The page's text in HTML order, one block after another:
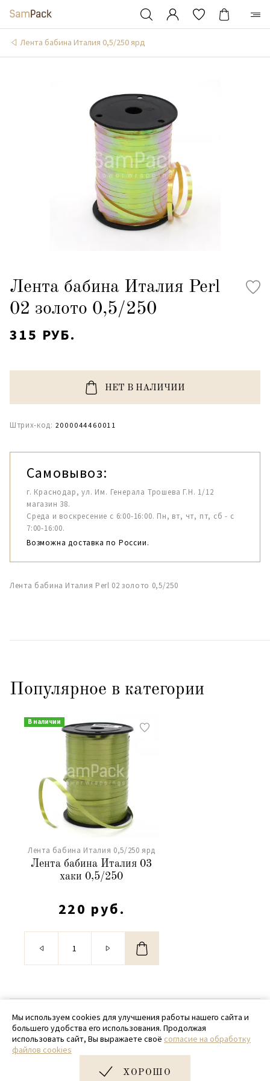
Лента бабина Италия 0,5/250 ярд
Лента бабина Италия Perl
02 золото 0,5/250
315 РУБ.
НЕТ В НАЛИЧИИ
Штрих-код: 2000044460011
Самовывоз:
г. Краснодар, ул. Им. Генерала Трошева Г.Н. 1/12
магазин 38.
Среда и воскресение с 6:00-16:00. Пн, вт, чт, пт, сб - с
7:00-16:00.
Возможна доставка по России.
Лента бабина Италия Perl 02 золото 0,5/250
Популярное в категории
В наличии
Лента бабина Италия 0,5/250 ярд
Лента бабина Италия 03
хаки 0,5/250
220 руб.
© 2020 - 2026 SamPack
+ 7 (918) 699-97-87
zakaz@sampack.store
Мы используем cookies для улучшения работы нашего сайта и
большего удобства его использования. Продолжая
использовать сайт, Вы выражаете своё согласие на обработку
файлов cookies
ХОРОШО